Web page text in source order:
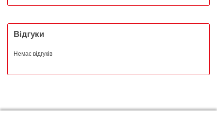
Відгуки
Немає відгуків